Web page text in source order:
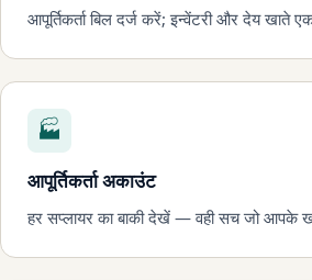
आपूर्तिकर्ता बिल दर्ज करें; इन्वेंटरी और देय खाते
🏭
आपूर्तिकर्ता अकाउंट
हर सप्लायर का बाकी देखें — वही सच जो आपके